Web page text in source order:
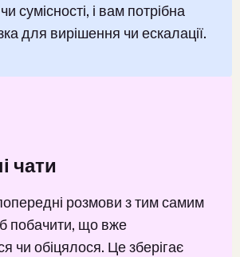
сумісності, і вам потрібна
для вирішення чи ескалації.
чати
розмови з тим самим
побачити, що вже
чи обіцялося. Це зберігає